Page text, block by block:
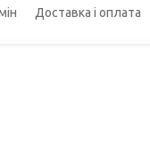
Доставка і оплата